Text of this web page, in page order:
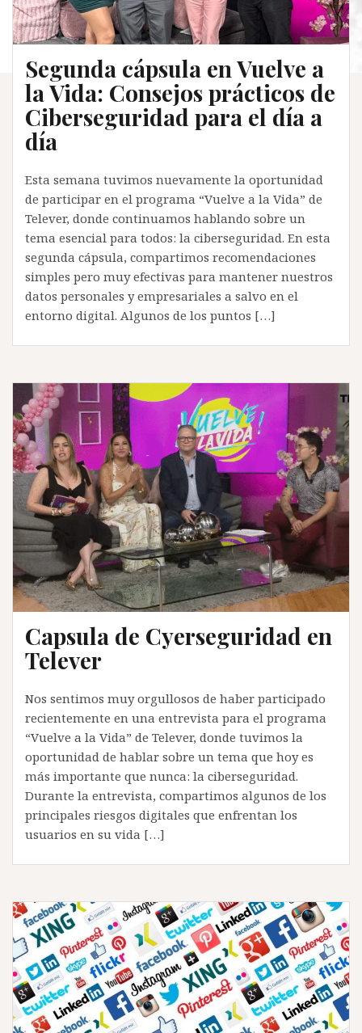
Segunda cápsula en Vuelve a
la Vida: Consejos prácticos de
Ciberseguridad para el día a
día
Esta semana tuvimos nuevamente la oportunidad
de participar en el programa “Vuelve a la Vida” de
Telever, donde continuamos hablando sobre un
tema esencial para todos: la ciberseguridad. En esta
segunda cápsula, compartimos recomendaciones
simples pero muy efectivas para mantener nuestros
datos personales y empresariales a salvo en el
entorno digital. Algunos de los puntos […]
Capsula de Cyerseguridad en
Telever
Nos sentimos muy orgullosos de haber participado
recientemente en una entrevista para el programa
“Vuelve a la Vida” de Telever, donde tuvimos la
oportunidad de hablar sobre un tema que hoy es
más importante que nunca: la ciberseguridad.
Durante la entrevista, compartimos algunos de los
principales riesgos digitales que enfrentan los
usuarios en su vida […]